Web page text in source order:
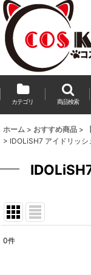
カテゴリ 商品検索
ホーム > おすすめ商品 >
> IDOLiSH7 アイドリッシ
0件